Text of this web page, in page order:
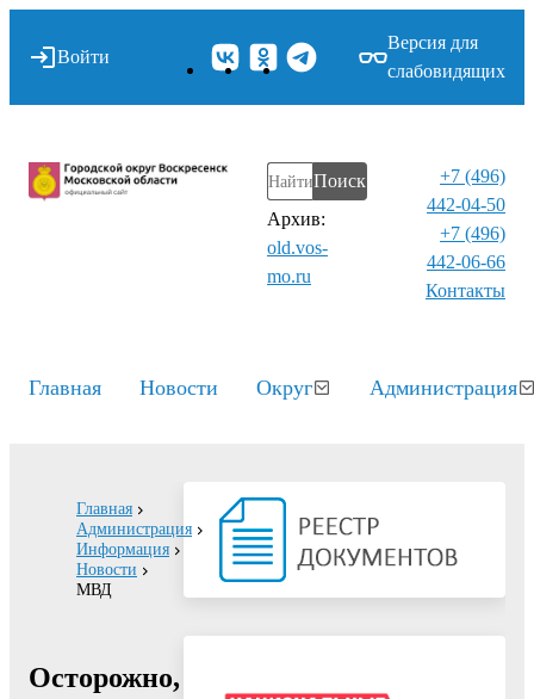
Войти
Версия для
слабовидящих
Поиск
Архив:
old.vos-
mo.ru
+7 (496)
442-04-50
+7 (496)
442-06-66
Контакты⁠
Главная Новости Округ Администрация
Главная
Администрация
Информация
Новости
МВД
Осторожно,